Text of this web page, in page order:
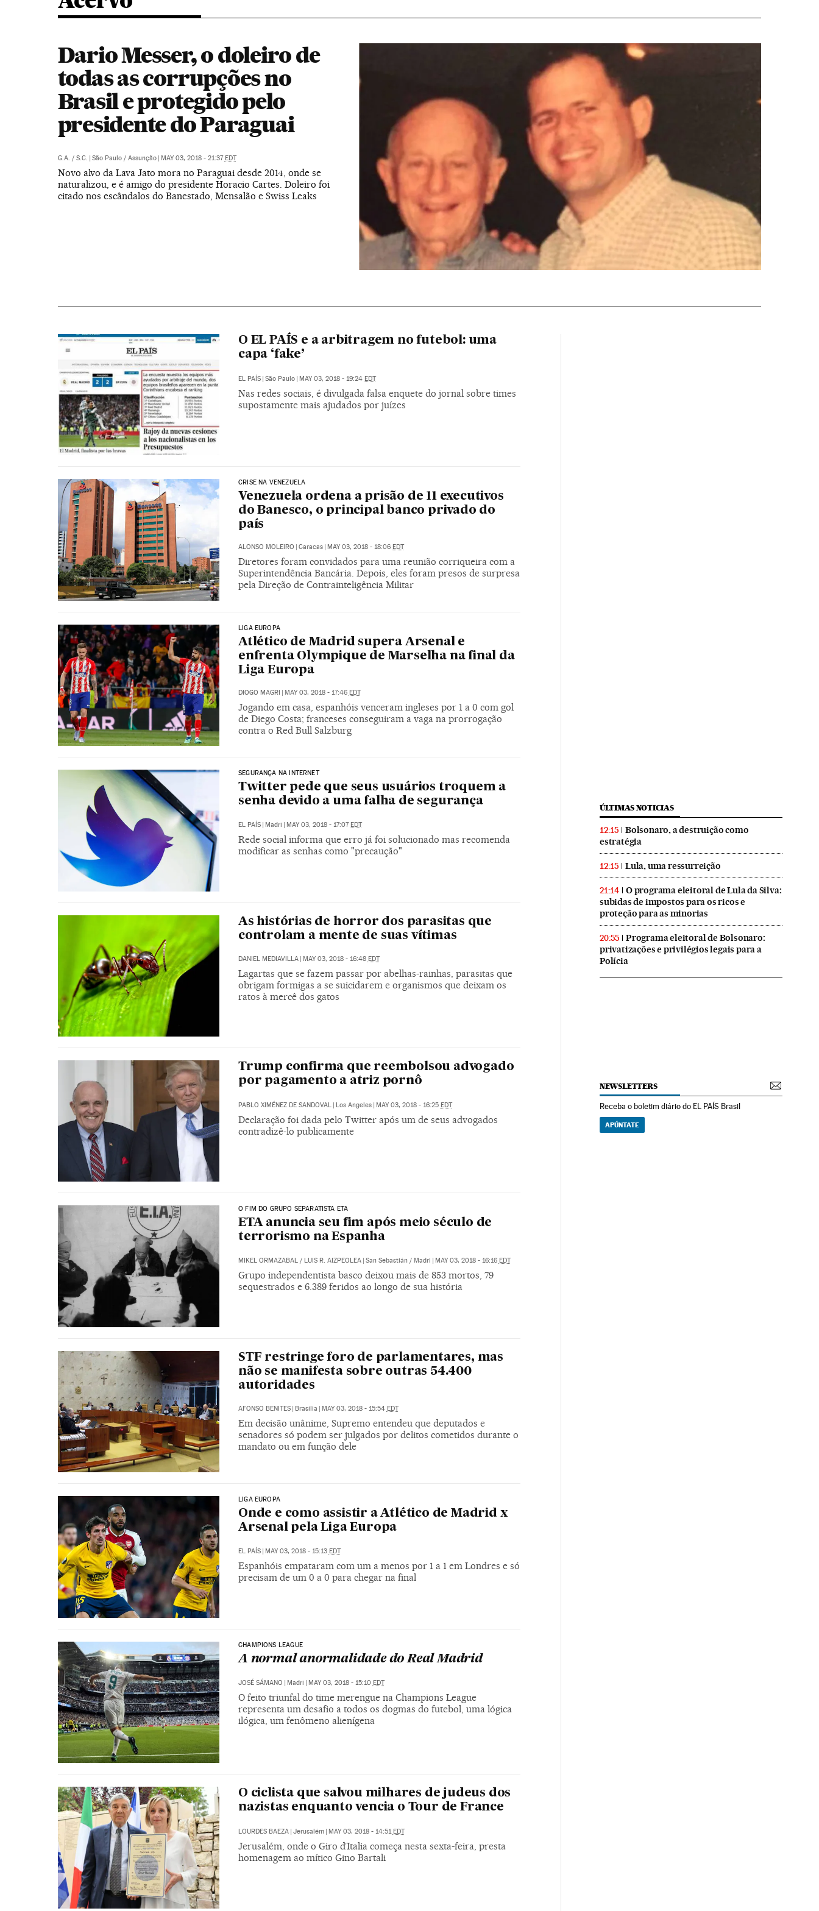
Dario Messer, o doleiro de
todas as corrupções no
Brasil e protegido pelo
presidente do Paraguai
G.A. / S.C. | São Paulo / Assunção | MAY 03, 2018 - 21:37EDT
Novo alvo da Lava Jato mora no Paraguai desde 2014, onde se
naturalizou, e é amigo do presidente Horacio Cartes. Doleiro foi
citado nos escândalos do Banestado, Mensalão e Swiss Leaks
O EL PAÍS e a arbitragem no futebol: uma
capa ‘fake’
EL PAÍS | São Paulo | MAY 03, 2018 - 19:24 EDT
Nas redes sociais, é divulgada falsa enquete do jornal sobre times
supostamente mais ajudados por juízes
CRISE NA VENEZUELA
Venezuela ordena a prisão de 11 executivos
do Banesco, o principal banco privado do
país
ALONSO MOLEIRO Caracas MAY 03, 2018 - 18:06 EDT
Diretores foram convidados para uma reunião corriqueira com a
Superintendência Bancária. Depois, eles foram presos de surpresa
pela Direção de Contrainteligência Militar
LIGA EUROPA
Atlético de Madrid supera Arsenal e
enfrenta Olympique de Marselha na final da
Liga Europa
DIOGO MAGRI | MAY 03, 2018 - 17:46 EDT
Jogando em casa, espanhóis venceram ingleses por 1 a 0 com gol
de Diego Costa; franceses conseguiram a vaga na prorrogação
contra o Red Bull Salzburg
SEGURANÇA NA INTERNET
Twitter pede que seus usuários troquem a
senha devido a uma falha de segurança
EL PAÍS | Madri | MAY 03, 2018 - 17:07EDT
Rede social informa que erro já foi solucionado mas recomenda
modificar as senhas como "precaução"
As histórias de horror dos parasitas que
controlam a mente de suas vítimas
DANIEL MEDIAVILLA MAY 03, 2018 - 16:48 EDT
Lagartas que se fazem passar por abelhas-rainhas, parasitas que
obrigam formigas a se suicidarem e organismos que deixam os
ratos à mercê dos gatos
Trump confirma que reembolsou advogado
por pagamento a atriz pornô
PABLO XIMÉNEZ DE SANDOVAL | Los Angeles | MAY 03, 2018 - 16:25 EDT
Declaração foi dada pelo Twitter após um de seus advogados
contradizê-lo publicamente
O FIM DO GRUPO SEPARATISTA ETA
ETA anuncia seu fim após meio século de
terrorismo na Espanha
MIKEL ORMAZABAL/ LUIS R. AIZPEOLEA San Sebastián / Madri MAY 03, 2018 - 16:16 EDT
Grupo independentista basco deixou mais de 853 mortos, 79
sequestrados e 6.389 feridos ao longo de sua história
STF restringe foro de parlamentares, mas
não se manifesta sobre outras 54.400
autoridades
AFONSO BENITES | Brasília | MAY 03, 2018 - 15:54 EDT
Em decisão unânime, Supremo entendeu que deputados e
senadores só podem ser julgados por delitos cometidos durante o
mandato ou em função dele
LIGA EUROPA
Onde e como assistir a Atlético de Madrid x
Arsenal pela Liga Europa
EL PAÍS MAY 03, 2018 - 15:13 EDT
Espanhóis empataram com um a menos por 1 a 1 em Londres e só
precisam de um 0 a 0 para chegar na final
CHAMPIONS LEAGUE
A normal anormalidade do Real Madrid
JOSÉ SÁMANO | Madri | MAY 03, 2018 - 15:10 EDT
O feito triunfal do time merengue na Champions League
representa um desafio a todos os dogmas do futebol, uma lógica
ilógica, um fenômeno alienígena
O ciclista que salvou milhares de judeus dos
nazistas enquanto vencia o Tour de France
LOURDES BAEZA | Jerusalém | MAY 03, 2018 - 14:51EDT
Jerusalém, onde o Giro d’Italia começa nesta sexta-feira, presta
homenagem ao mítico Gino Bartali
ÚLTIMAS NOTICIAS
12:15
Bolsonaro, a destruição como
estratégia
12:15 Lula, uma ressurreição
21:14
O programa eleitoral de Lula da Silva:
subidas de impostos para os ricos e
proteção para as minorias
20:55
Programa eleitoral de Bolsonaro:
privatizações e privilégios legais para a
Polícia
NEWSLETTERS
Receba o boletim diário do EL PAÍS Brasil
APÚNTATE